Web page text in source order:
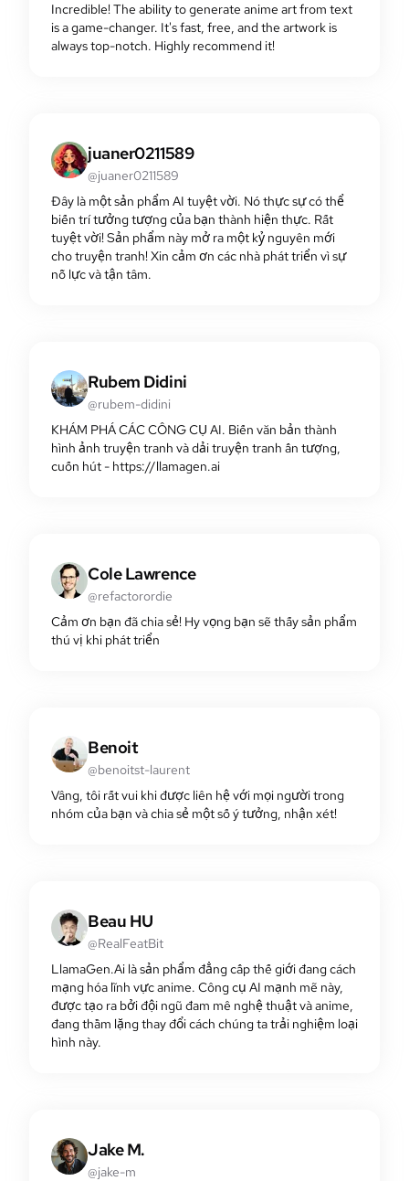
Incredible! The ability to generate anime art from text
is a game-changer. It's fast, free, and the artwork is
always top-notch. Highly recommend it!
juaner0211589
@juaner0211589
Đây là một sản phẩm AI tuyệt vời. Nó thực sự có thể
biến trí tưởng tượng của bạn thành hiện thực. Rất
tuyệt vời! Sản phẩm này mở ra một kỷ nguyên mới
cho truyện tranh! Xin cảm ơn các nhà phát triển vì sự
nỗ lực và tận tâm.
Rubem Didini
@rubem-didini
KHÁM PHÁ CÁC CÔNG CỤ AI. Biến văn bản thành
hình ảnh truyện tranh và dải truyện tranh ấn tượng,
cuốn hút - https://llamagen.ai
Cole Lawrence
@refactorordie
Cảm ơn bạn đã chia sẻ! Hy vọng bạn sẽ thấy sản phẩm
thú vị khi phát triển
Benoit
@benoitst-laurent
Vâng, tôi rất vui khi được liên hệ với mọi người trong
nhóm của bạn và chia sẻ một số ý tưởng, nhận xét!
Beau HU
@RealFeatBit
LlamaGen.Ai là sản phẩm đẳng cấp thế giới đang cách
mạng hóa lĩnh vực anime. Công cụ AI mạnh mẽ này,
được tạo ra bởi đội ngũ đam mê nghệ thuật và anime,
đang thầm lặng thay đổi cách chúng ta trải nghiệm loại
hình này.
Jake M.
@jake-m